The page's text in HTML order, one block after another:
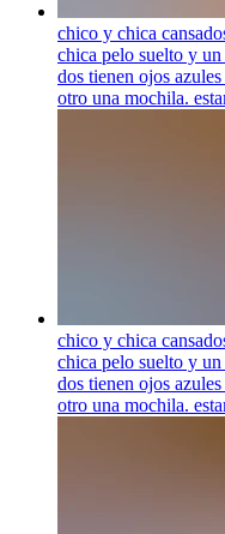
chico y chica
chica pelo suelto y
dos tienen ojos
otro una mochila.
chico y chica
chica pelo suelto y
dos tienen ojos
otro una mochila.